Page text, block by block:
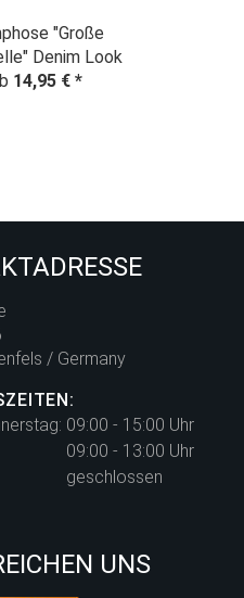
"Große
Denim Look
14,95 € *
/ Germany
09:00 - 15:00 Uhr
09:00 - 13:00 Uhr
geschlossen
UNS